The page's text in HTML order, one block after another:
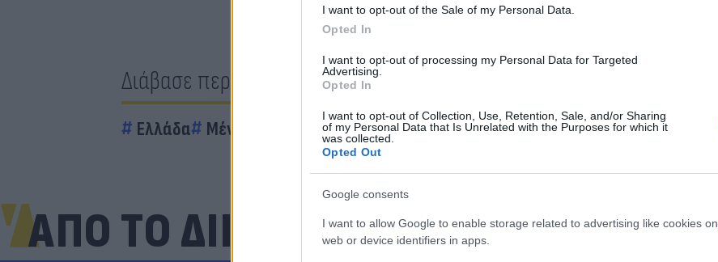
I want to opt-out of the Sale of my Personal Data.
Opted In
I want to opt-out of processing my Personal Data for Targeted
Advertising.
Opted In
I want to opt-out of Collection, Use, Retention, Sale, and/or Sharing
of my Personal Data that Is Unrelated with the Purposes for which it
was collected.
Opted Out
Google consents
I want to allow Google to enable storage related to advertising like cookies on
web or device identifiers in apps.
Διάβασε περισσότερα
Ελλάδα Μένιος Φουρθιώτης Δρομοκαϊτειο
ΑΠΟ ΤΟ ΔΙΚΤΥΟ